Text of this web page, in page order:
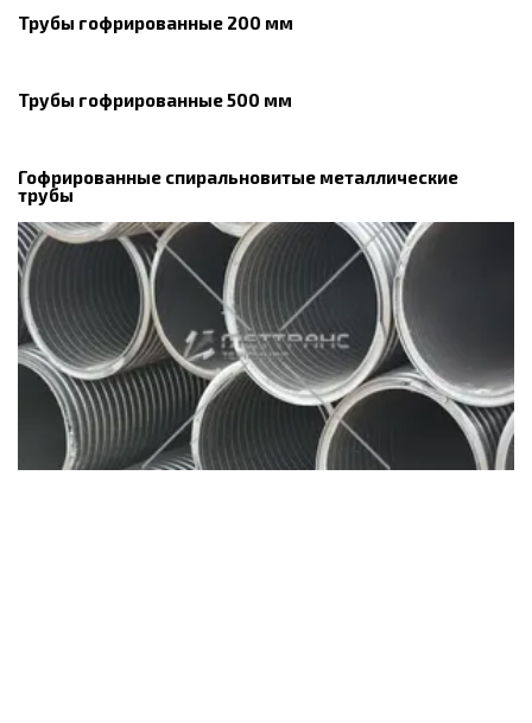
Трубы гофрированные 200 мм
Трубы гофрированные 500 мм
Гофрированные спиральновитые металлические
трубы